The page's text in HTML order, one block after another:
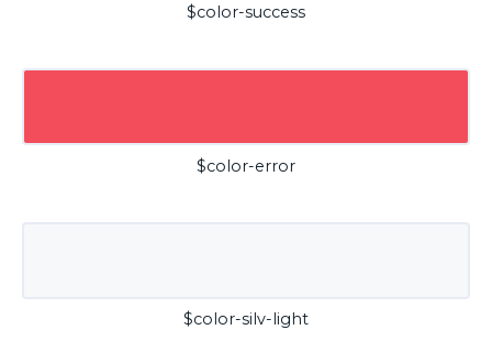
$color-success
$color-error
$color-silv-light